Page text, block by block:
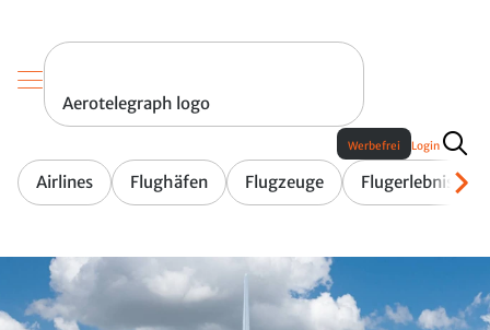
Aerotelegraph logo
Airlines Flughäfen Flugzeuge Flugerlebnis
Werbefrei Login